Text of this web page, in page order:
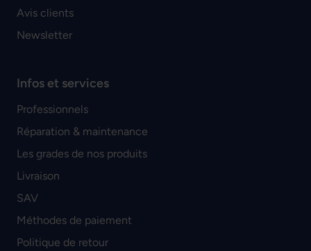
Avis clients
Newsletter
Infos et services
Professionnels
Réparation & maintenance
Les grades de nos produits
Livraison
SAV
Méthodes de paiement
Politique de retour